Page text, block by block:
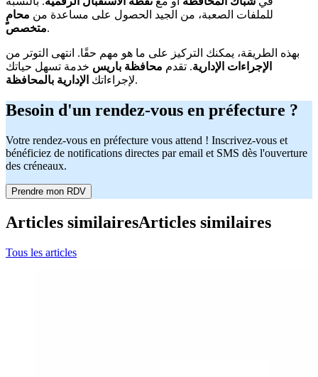
للملفات الصعبة، من الجيد الحصول على مساعدة من محامٍ
متخصص.
بهذه الطريقة، يمكنك التركيز على ما هو مهم حقًا. انتهى التوتر من
الإجراءات الإدارية. تقدم محافظة باريس خدمة تسهل حياتك
لإجراءاتك الإدارية بالمحافظة .
Besoin d'un rendez-vous en préfecture ?
Votre rendez-vous en préfecture vous attend ! Inscrivez-vous et
bénéficiez de notifications directes par email et SMS dès l'ouverture
des créneaux.
Prendre mon RDV
Articles similairesArticles similaires
Tous les articles